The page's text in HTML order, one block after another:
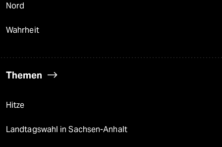
Nord
Wahrheit
Themen
Hitze
Landtagswahl in Sachsen-Anhalt